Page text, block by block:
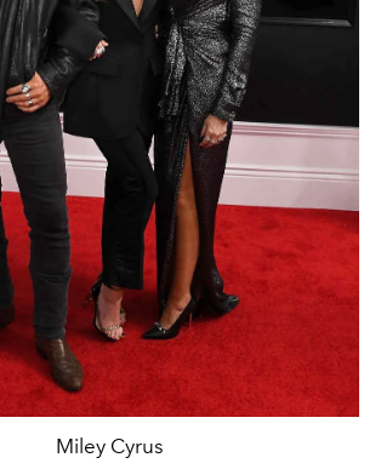
Miley Cyrus